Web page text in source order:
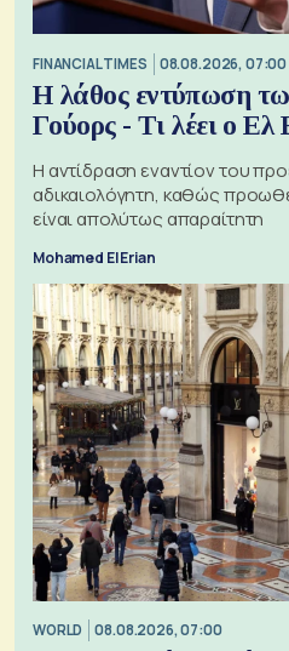
FINANCIAL TIMES 08.08.2026, 07:00
Η λάθος εντύπωση
Γούορς - Τι λέει ο Ελ
Η αντίδραση εναντίον του
αδικαιολόγητη, καθώς
είναι απολύτως απαραίτητη
Mohamed El Erian
WORLD 08.08.2026, 07:00